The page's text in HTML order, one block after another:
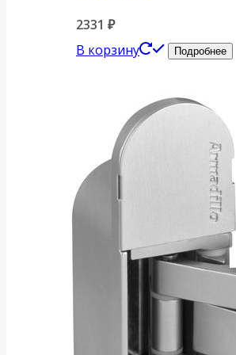
2331 ₽
В корзину
Подробнее